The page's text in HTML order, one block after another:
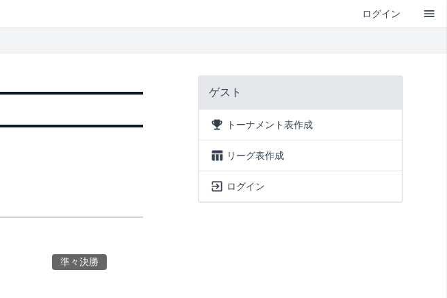
ログイン
準々決勝
ゲスト
トーナメント表作成
リーグ表作成
ログイン